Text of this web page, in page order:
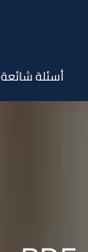
أسئلة شائعة